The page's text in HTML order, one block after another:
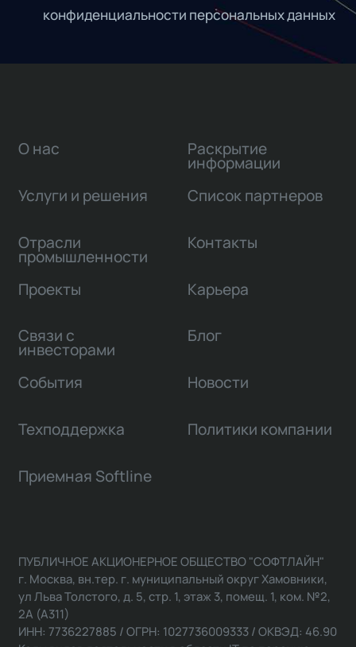
конфиденциальности персональных данных
О нас
Услуги и решения
Отрасли
промышленности
Проекты
Связи с
инвесторами
Раскрытие
информации
Список партнеров
Контакты
Карьера
Блог
События Новости
Техподдержка Политики компании
Приемная Softline
ПУБЛИЧНОЕ АКЦИОНЕРНОЕ ОБЩЕСТВО "СОФТЛАЙН"
г. Москва, вн.тер. г. муниципальный округ Хамовники,
ул Льва Толстого, д. 5, стр. 1, этаж 3, помещ. 1, ком. №2,
2А (А311)
ИНН: 7736227885 / ОГРН: 1027736009333 / ОКВЭД: 46.90